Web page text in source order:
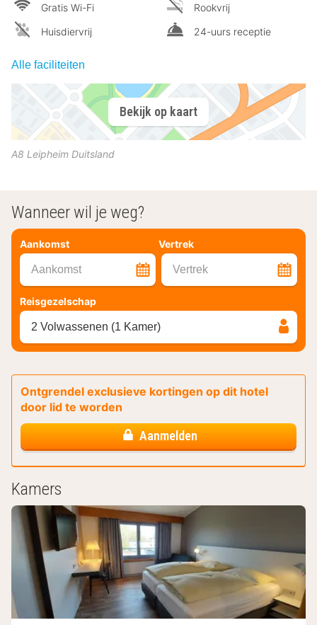
Gratis Wi-Fi
Huisdiervrij
Rookvrij
24-uurs receptie
Alle faciliteiten
Bekijk op kaart
A8 Leipheim Duitsland
Wanneer wil je weg?
Aankomst Vertrek
Aankomst Vertrek
Reisgezelschap
2 Volwassenen (1 Kamer)
Ontgrendel exclusieve kortingen op dit hotel
door lid te worden
Aanmelden
Kamers